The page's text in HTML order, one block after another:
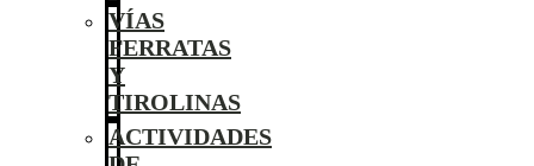
VÍAS
FERRATAS
Y
TIROLINAS
ACTIVIDADES